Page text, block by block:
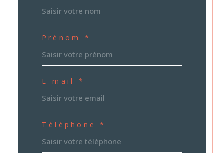
Prénom *
E-mail *
Téléphone *